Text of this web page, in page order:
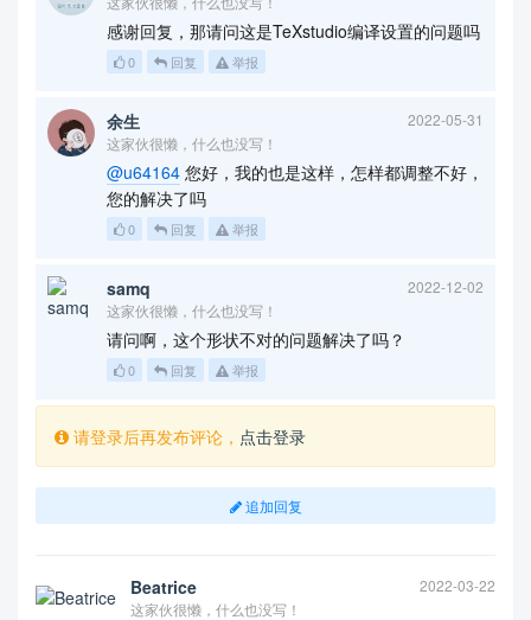
感谢回复，那请问这是TeXstudio编译设置的问题吗
0 回复 举报
余生
2022-05-31
这家伙很懒，什么也没写！
@u64164 您好，我的也是这样，怎样都调整不好，
您的解决了吗
0 回复 举报
samq
2022-12-02
这家伙很懒，什么也没写！
请问啊，这个形状不对的问题解决了吗？
0 回复 举报
请登录后再发布评论， 点击登录
追加回复
Beatrice
2022-03-22
这家伙很懒，什么也没写！